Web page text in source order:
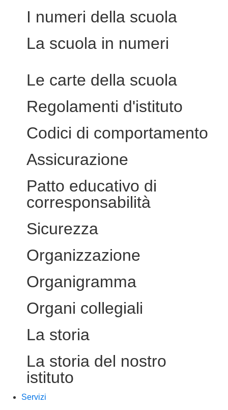
I numeri della scuola
La scuola in numeri
Le carte della scuola
Regolamenti d'istituto
Codici di comportamento
Assicurazione
Patto educativo di
corresponsabilità
Sicurezza
Organizzazione
Organigramma
Organi collegiali
La storia
La storia del nostro
istituto
Servizi